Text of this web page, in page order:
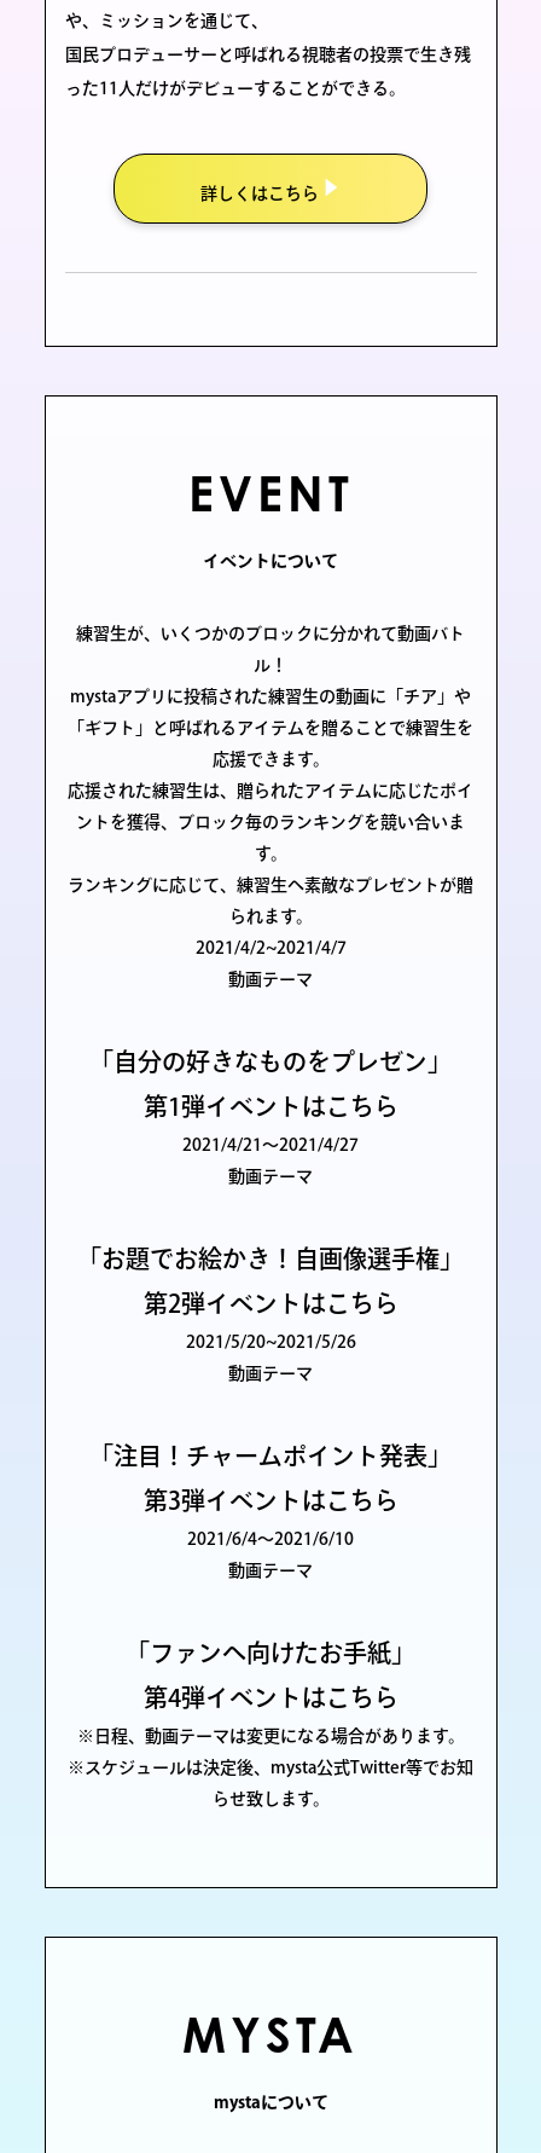
や、ミッションを通じて、
国民プロデューサーと呼ばれる視聴者の投票で生き残
った11人だけがデビューすることができる。
詳しくはこちら
EVENT
イベントについて
練習生が、いくつかのブロックに分かれて動画バト
ル！
mystaアプリに投稿された練習生の動画に 「チア」や
「ギフト」と呼ばれるアイテムを贈ることで練習生を
応援できます。
応援された練習生は、贈られたアイテムに応じたポイ
ントを獲得、ブロック毎のランキングを競い合いま
す。
ランキングに応じて、 練習生へ素敵なプレゼントが贈
られます。
2021/4/2~2021/4/7
動画テーマ
「自分の好きなものをプレゼン」
第1弾イベントはこちら
2021/4/21〜2021/4/27
動画テーマ
「お題でお絵かき！自画像選手権」
第2弾イベントはこちら
2021/5/20~2021/5/26
動画テーマ
「注目！チャームポイント発表」
第3弾イベントはこちら
2021/6/4〜2021/6/10
動画テーマ
「ファンへ向けたお手紙」
第4弾イベントはこちら
※日程、動画テーマは変更になる場合があります。
※スケジュールは決定後、mysta公式Twitter等でお知
らせ致します。
MYSTA
mystaについて